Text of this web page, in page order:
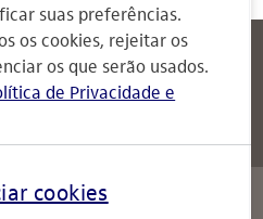
suas preferências.
os cookies, rejeitar os
os que serão usados.
de Privacidade e
cookies